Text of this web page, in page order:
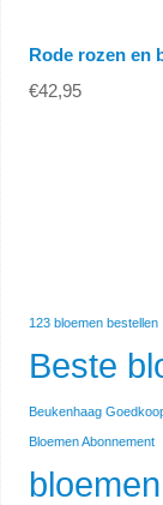
Rode rozen en
€42,95
123 bloemen bestellen
Beste
Beukenhaag
Bloemen Abonnement